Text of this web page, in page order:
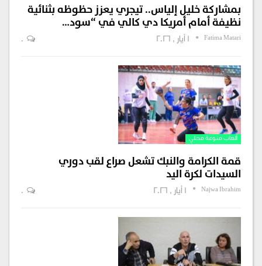
بمشاركة خليل إلياس.. تيجري يعزز حظوظه بثنائية
نظيفة أمام أمريكا دي كالي في “سود…
Fatima Matari
0
ألعاب منوعة محلي
قمة الكرامة والنبك تشعل صراع لقب دوري
السيدات لكرة اليد
Najwa Ibrahim
0